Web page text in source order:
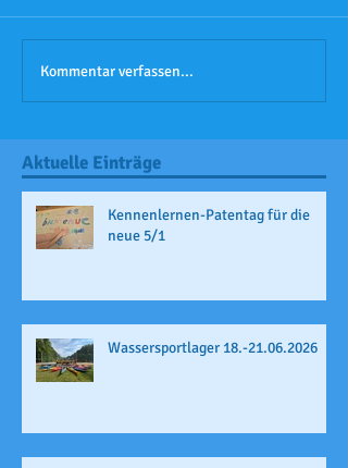
Kommentar verfassen...
Aktuelle Einträge
Kennenlernen-Patentag für die
neue 5/1
Wassersportlager 18.-21.06.2026